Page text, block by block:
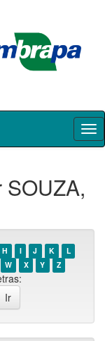
H I J K
L
W X Y Z